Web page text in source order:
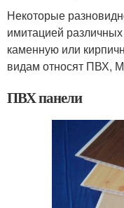
Некоторые
имитацией
каменную или
видам относят ПВХ,
ПВХ панели